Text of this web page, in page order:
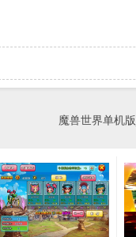
魔兽世界单机